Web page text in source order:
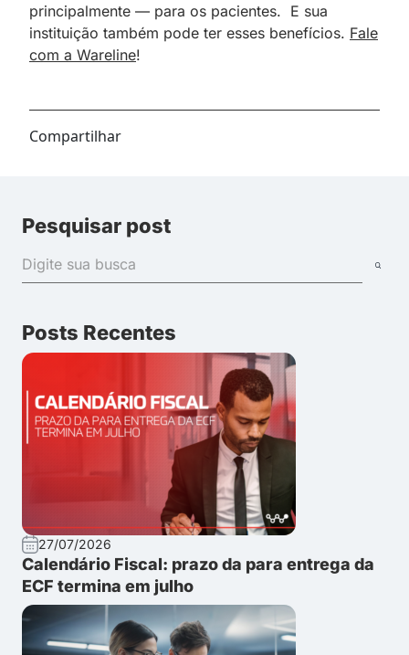
principalmente — para os pacientes. E sua
instituição também pode ter esses benefícios. Fale
com a Wareline!
Compartilhar
Pesquisar post
Posts Recentes
27/07/2026
Calendário Fiscal: prazo da para entrega da
ECF termina em julho